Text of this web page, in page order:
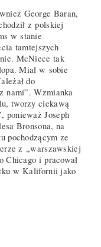
George Baran,
z polskiej
w stanie
tamtejszych
McNiece tak
Miał w sobie
do
nami”. Wzmianka
tworzy ciekawą
ponieważ Joseph
Bronsona, na
pochodzącym ze
z „warszawskiej
Chicago i pracował
w Kalifornii jako